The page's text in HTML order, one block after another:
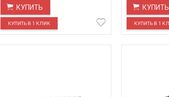
КУПИТЬ КУПИТЬ